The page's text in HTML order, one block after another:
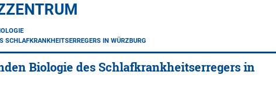
SCHLAFKRANKHEITSERREGERS IN WÜRZBURG
Biologie des Schlafkrankheitserregers in